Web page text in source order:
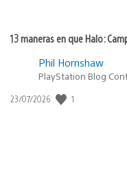
13 maneras en que Halo:
Phil Hornshaw
PlayStation Blog
Fecha
23/07/2026 1